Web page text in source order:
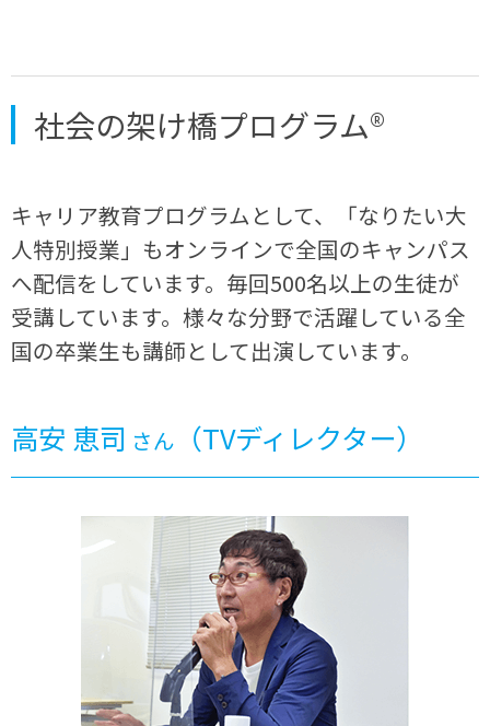
社会の架け橋プログラム®
キャリア教育プログラムとして、「なりたい大
人特別授業」もオンラインで全国のキャンパス
へ配信をしています。毎回500名以上の生徒が
受講しています。様々な分野で活躍している全
国の卒業生も講師として出演しています。
高安 恵司 さん （TVディレクター）